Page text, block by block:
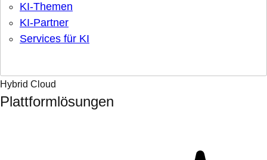
KI-Themen
KI-Partner
Services für KI
Hybrid Cloud
Plattformlösungen